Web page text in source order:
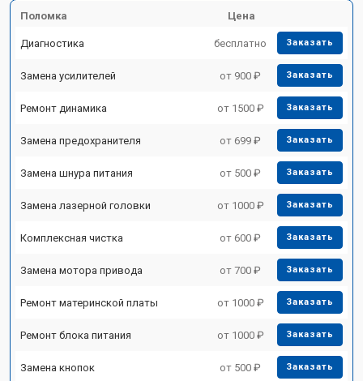
Поломка Цена
Диагностика бесплатно Заказать
Замена усилителей от 900 ₽ Заказать
Ремонт динамика от 1500 ₽ Заказать
Замена предохранителя от 699 ₽ Заказать
Замена шнура питания от 500 ₽ Заказать
Замена лазерной головки от 1000 ₽ Заказать
Комплексная чистка от 600 ₽ Заказать
Замена мотора привода от 700 ₽ Заказать
Ремонт материнской платы от 1000 ₽ Заказать
Ремонт блока питания от 1000 ₽ Заказать
Замена кнопок от 500 ₽ Заказать